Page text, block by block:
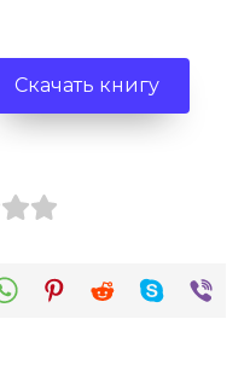
Скачать книгу